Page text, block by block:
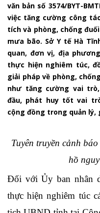
văn bản số 3574/BYT-
việc tăng cường công
tích và phòng, chống
mưa bão. Sở Y tế Hà
quan, đơn vị, địa
thực hiện nghiêm túc,
giải pháp về phòng,
như tăng cường vai
đầu, phát huy tốt vai
cộng đồng trong quản lý,
Tuyên truyền cảnh
hồ
Đối với Ủy ban nhân
thực hiện nghiêm túc